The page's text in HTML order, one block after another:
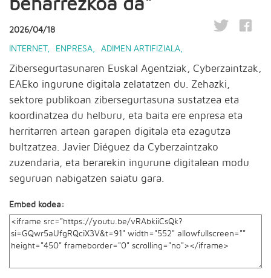
beharrezkoa da"
2026/04/18
INTERNET, ENPRESA ADIMEN ARTIFIZIALA
Zibersegurtasunaren Euskal Agentziak, Cyberzaintzak,
EAEko ingurune digitala zelatatzen du. Zehazki,
sektore publikoan zibersegurtasuna sustatzea eta
koordinatzea du helburu, eta baita ere enpresa eta
herritarren artean garapen digitala eta ezagutza
bultzatzea. Javier Diéguez da Cyberzaintzako
zuzendaria, eta berarekin ingurune digitalean modu
seguruan nabigatzen saiatu gara.
Embed kodea: